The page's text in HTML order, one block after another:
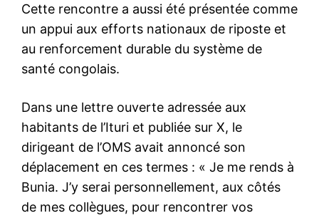
Cette rencontre a aussi été présentée comme
un appui aux efforts nationaux de riposte et
au renforcement durable du système de
santé congolais.
Dans une lettre ouverte adressée aux
habitants de l’Ituri et publiée sur X, le
dirigeant de l’OMS avait annoncé son
déplacement en ces termes : « Je me rends à
Bunia. J’y serai personnellement, aux côtés
de mes collègues, pour rencontrer vos